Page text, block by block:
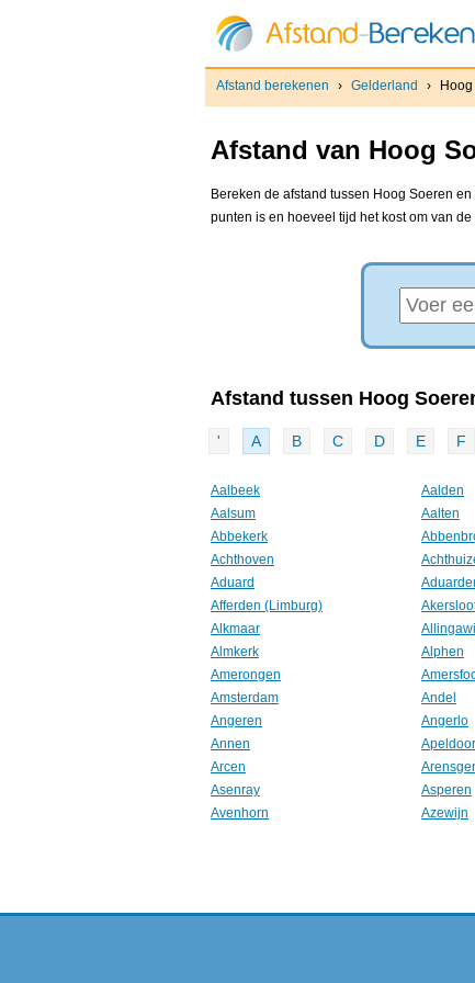
Afstand berekenen › Gelderland ›
Afstand van Hoog
Bereken de afstand tussen Hoog Soeren
punten is en hoeveel tijd het kost om van
Afstand tussen Hoog
' A B C D E F
Aalbeek Aalden
Aalsum
Aalten
Abbekerk
Achthoven
Aduard
Afferden (Limburg)
Alkmaar
Almkerk
Alphen
Amerongen
Amsterdam
Andel
Angeren
Angerlo
Annen
Arcen
Asenray
Asperen
Avenhorn
Azewijn